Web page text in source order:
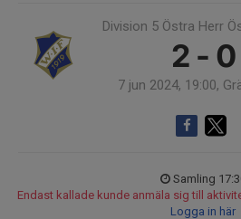
Division 5 Östra Herr
2 - 0
7 jun 2024, 19:00,
Samling
Endast kallade kunde anmäla sig till
Logga in här